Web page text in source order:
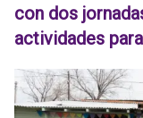
con dos
actividades